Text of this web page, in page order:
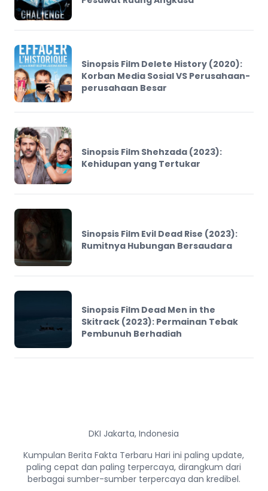
Sinopsis Film Delete History (2020):
Korban Media Sosial VS Perusahaan-
perusahaan Besar
Sinopsis Film Shehzada (2023):
Kehidupan yang Tertukar
Sinopsis Film Evil Dead Rise (2023):
Rumitnya Hubungan Bersaudara
Sinopsis Film Dead Men in the
Skitrack (2023): Permainan Tebak
Pembunuh Berhadiah
DKI Jakarta, Indonesia
Kumpulan Berita Fakta Terbaru Hari ini paling update,
paling cepat dan paling terpercaya, dirangkum dari
berbagai sumber-sumber terpercaya dan kredibel.